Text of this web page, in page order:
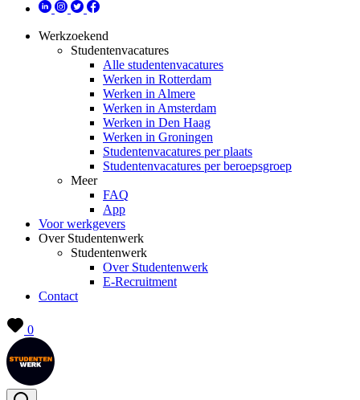
Werkzoekend
Studentenvacatures
Alle studentenvacatures
Werken in Rotterdam
Werken in Almere
Werken in Amsterdam
Werken in Den Haag
Werken in Groningen
Studentenvacatures per plaats
Studentenvacatures per beroepsgroep
Meer
FAQ
App
Voor werkgevers
Over Studentenwerk
Studentenwerk
Over Studentenwerk
E-Recruitment
Contact
0